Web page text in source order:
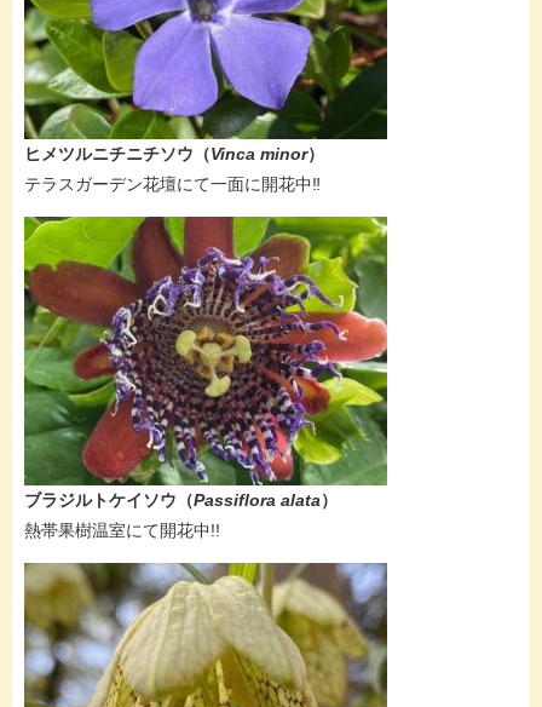
ヒメツルニチニチソウ​（Vinca minor）
​テラスガーデン花壇にて一面に開花中‼
ブラジルトケイソウ （Passiflora alata）
​熱帯果樹温室にて開花中!!